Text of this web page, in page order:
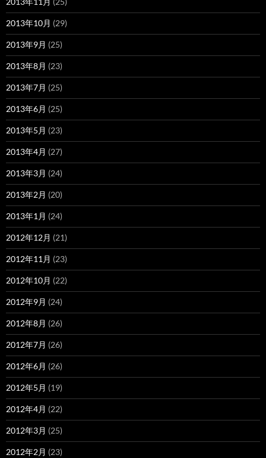
2013年10月 (29)
2013年9月 (25)
2013年8月 (23)
2013年7月 (25)
2013年6月 (25)
2013年5月 (23)
2013年4月 (27)
2013年3月 (24)
2013年2月 (20)
2013年1月 (24)
2012年12月 (21)
2012年11月 (23)
2012年10月 (22)
2012年9月 (24)
2012年8月 (26)
2012年7月 (26)
2012年6月 (26)
2012年5月 (19)
2012年4月 (22)
2012年3月 (25)
2012年2月 (23)